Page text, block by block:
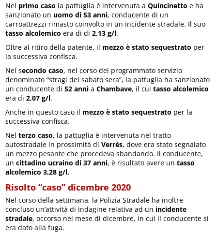
Nel primo caso la pattuglia è intervenuta aQuincinetto e ha
sanzionato un uomo di 53 anni, conducente di un
carroattrezzi rimasto coinvolto in un incidente stradale. Il suo
tasso alcolemico era di di2,13 g/l.
Oltre al ritiro della patente, il mezzo è stato sequestrato per
la successiva confisca.
Nel secondo caso, nel corso del programmato servizio
denominato “stragi del sabato sera”, la pattuglia ha sanzionato
un conducente di52 anni aChambave, il cuitasso alcolemico
era di 2,07 g/l.
Anche in questo caso il mezzo è stato sequestrato per la
successiva confisca.
Nelterzo caso, la pattuglia è intervenuta nel tratto
autostradale in prossimità diVerrès, dove era stato segnalato
un mezzo pesante che procedeva sbandando. Il conducente,
uncittadino ucraino di 37 anni, è risultato avere untasso
alcolemico 3,28 g/l.
Risolto “caso” dicembre 2020
Nel corso della settimana, la Polizia Stradale ha inoltre
concluso un’attività di indagine relativa ad un incidente
stradale, occorso nel mese di dicembre, in cui il conducente si
era dato alla fuga.